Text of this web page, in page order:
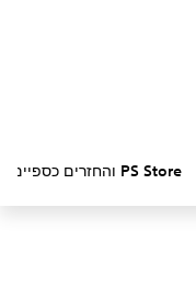
PS Store והחזרים כספיים